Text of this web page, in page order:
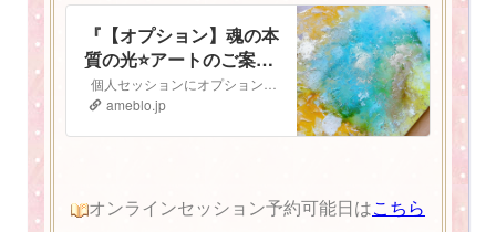
『【オプション】魂の本
質の光⭐️アートのご案
内』
ameblo.jp
オンラインセッション予約可能日はこちら